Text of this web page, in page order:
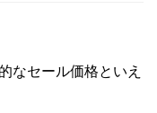
なセール価格といえ